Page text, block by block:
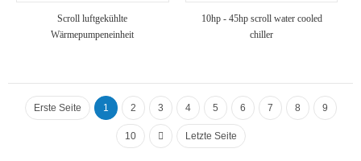
Scroll luftgekühlte
Wärmepumpeneinheit
10hp - 45hp scroll water cooled
chiller
Erste Seite 1 2 3 4 5 6 7 8 9
10 Letzte Seite